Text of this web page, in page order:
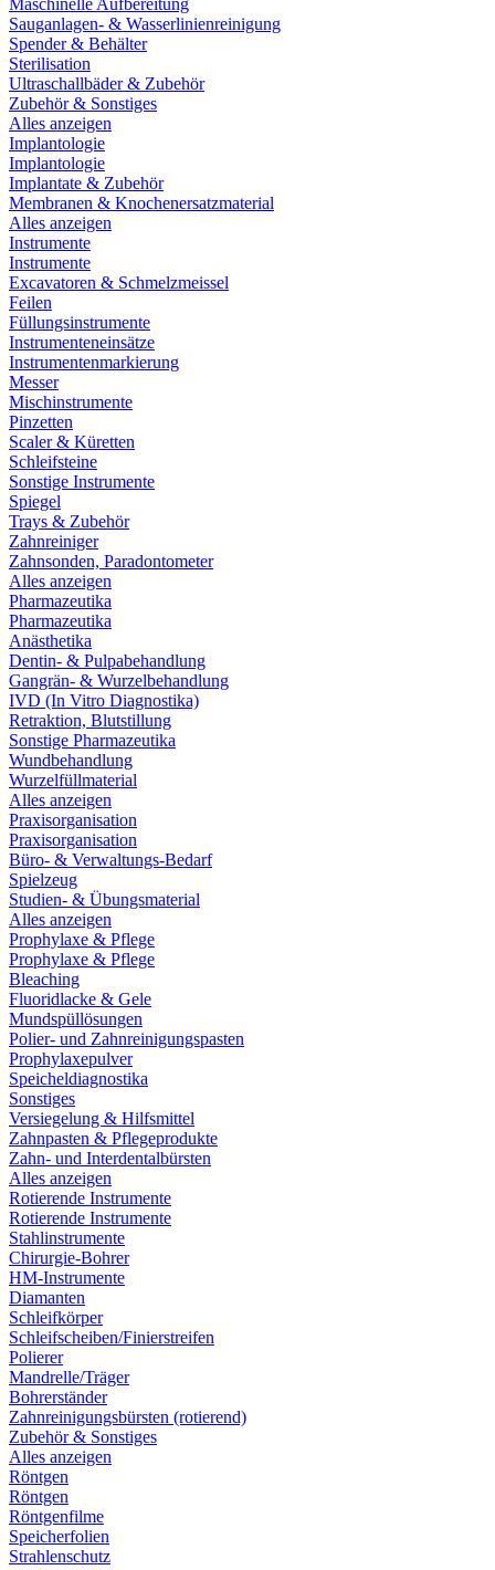
Maschinelle Aufbereitung
Sauganlagen- & Wasserlinienreinigung
Spender & Behälter
Sterilisation
Ultraschallbäder & Zubehör
Zubehör & Sonstiges
Alles anzeigen
Implantologie
Implantologie
Implantate & Zubehör
Membranen & Knochenersatzmaterial
Alles anzeigen
Instrumente
Instrumente
Excavatoren & Schmelzmeissel
Feilen
Füllungsinstrumente
Instrumenteneinsätze
Instrumentenmarkierung
Messer
Mischinstrumente
Pinzetten
Scaler & Küretten
Schleifsteine
Sonstige Instrumente
Spiegel
Trays & Zubehör
Zahnreiniger
Zahnsonden, Paradontometer
Alles anzeigen
Pharmazeutika
Pharmazeutika
Anästhetika
Dentin- & Pulpabehandlung
Gangrän- & Wurzelbehandlung
IVD (In Vitro Diagnostika)
Retraktion, Blutstillung
Sonstige Pharmazeutika
Wundbehandlung
Wurzelfüllmaterial
Alles anzeigen
Praxisorganisation
Praxisorganisation
Büro- & Verwaltungs-Bedarf
Spielzeug
Studien- & Übungsmaterial
Alles anzeigen
Prophylaxe & Pflege
Prophylaxe & Pflege
Bleaching
Fluoridlacke & Gele
Mundspüllösungen
Polier- und Zahnreinigungspasten
Prophylaxepulver
Speicheldiagnostika
Sonstiges
Versiegelung & Hilfsmittel
Zahnpasten & Pflegeprodukte
Zahn- und Interdentalbürsten
Alles anzeigen
Rotierende Instrumente
Rotierende Instrumente
Stahlinstrumente
Chirurgie-Bohrer
HM-Instrumente
Diamanten
Schleifkörper
Schleifscheiben/Finierstreifen
Polierer
Mandrelle/Träger
Bohrerständer
Zahnreinigungsbürsten (rotierend)
Zubehör & Sonstiges
Alles anzeigen
Röntgen
Röntgen
Röntgenfilme
Speicherfolien
Strahlenschutz